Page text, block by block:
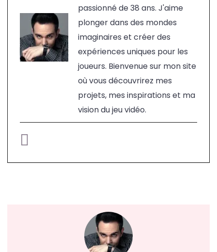
passionné de 38 ans. J'aime
plonger dans des mondes
imaginaires et créer des
expériences uniques pour les
joueurs. Bienvenue sur mon site
où vous découvrirez mes
projets, mes inspirations et ma
vision du jeu vidéo.